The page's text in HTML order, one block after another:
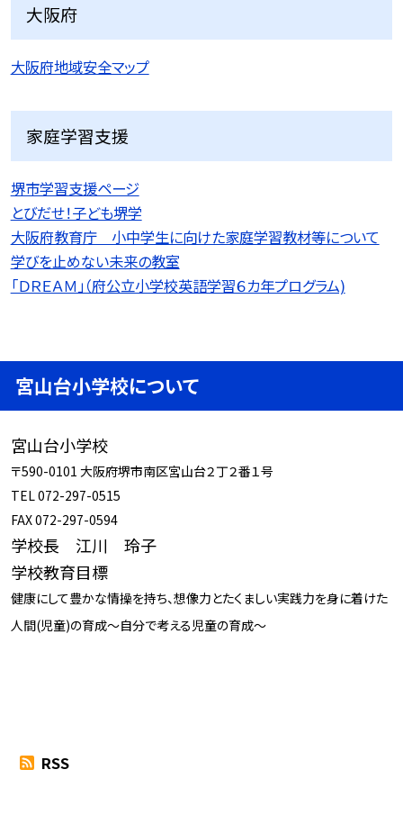
大阪府
大阪府地域安全マップ
家庭学習支援
堺市学習支援ページ
とびだせ！子ども堺学
大阪府教育庁 小中学生に向けた家庭学習教材等について
学びを止めない未来の教室
「ＤＲＥＡＭ」（府公立小学校英語学習６カ年プログラム)
宮山台小学校について
宮山台小学校
〒590-0101 大阪府堺市南区宮山台２丁２番１号
TEL 072-297-0515
FAX 072-297-0594
学校長 江川 玲子
学校教育目標
健康にして豊かな情操を持ち、想像力とたくましい実践力を身に着けた
人間(児童)の育成～自分で考える児童の育成～
RSS